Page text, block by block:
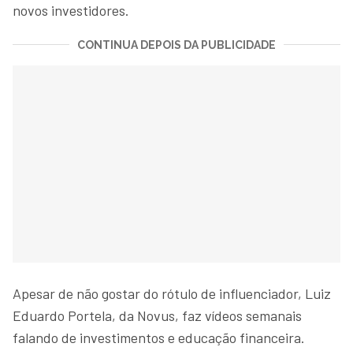
novos investidores.
CONTINUA DEPOIS DA PUBLICIDADE
Apesar de não gostar do rótulo de influenciador, Luiz
Eduardo Portela, da Novus, faz vídeos semanais
falando de investimentos e educação financeira.